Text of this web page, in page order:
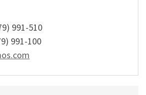
991-510
991-100